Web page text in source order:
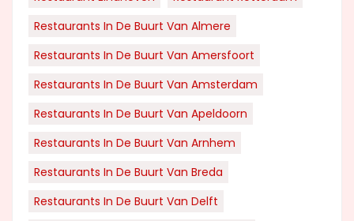
Restaurants In De Buurt Van Almere
Restaurants In De Buurt Van Amersfoort
Restaurants In De Buurt Van Amsterdam
Restaurants In De Buurt Van Apeldoorn
Restaurants In De Buurt Van Arnhem
Restaurants In De Buurt Van Breda
Restaurants In De Buurt Van Delft